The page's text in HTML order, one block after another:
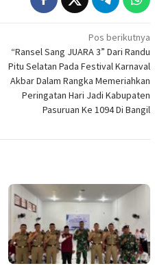
Pos berikutnya
“Ransel Sang JUARA 3” Dari Randu
Pitu Selatan Pada Festival Karnaval
Akbar Dalam Rangka Memeriahkan
Peringatan Hari Jadi Kabupaten
Pasuruan Ke 1094 Di Bangil